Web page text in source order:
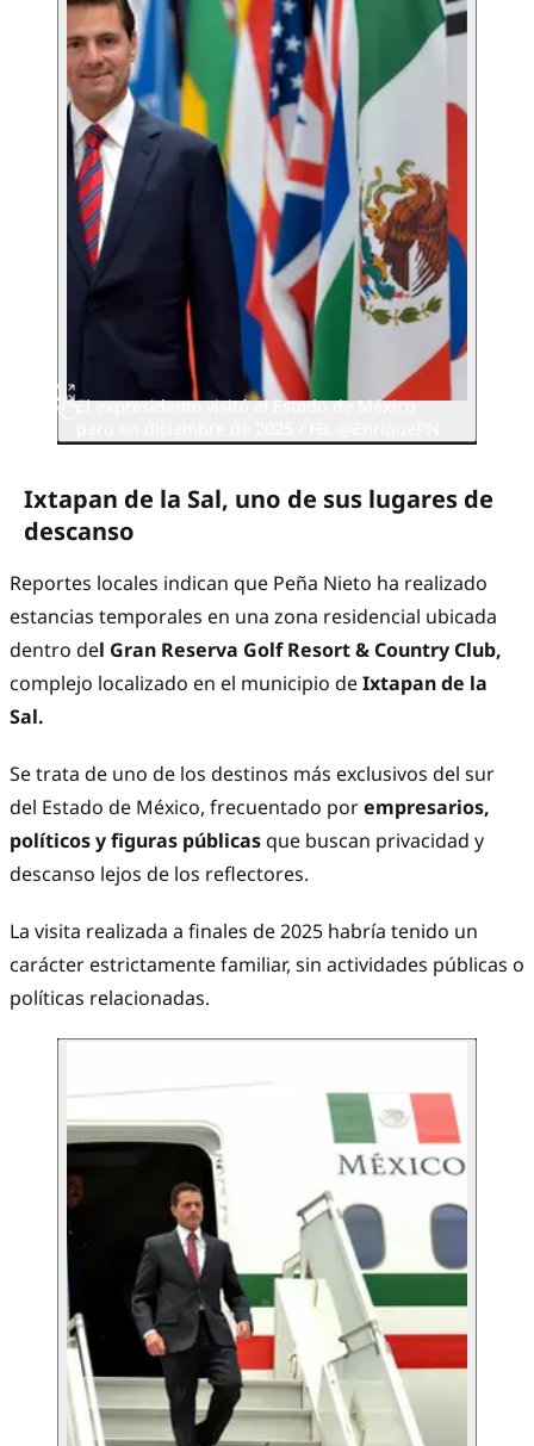
El expresidente visitó el Estado de México
Ixtapan de la Sal, uno de sus lugares de
descanso
Reportes locales indican que Peña Nieto ha realizado
estancias temporales en una zona residencial ubicada
dentro del Gran Reserva Golf Resort & Country Club,
complejo localizado en el municipio deIxtapan de la
Sal.
Se trata de uno de los destinos más exclusivos del sur
del Estado de México, frecuentado porempresarios,
políticos y figuras públicasque buscan privacidad y
descanso lejos de los reflectores.
La visita realizada a finales de 2025 habría tenido un
carácter estrictamente familiar, sin actividades públicas o
políticas relacionadas.